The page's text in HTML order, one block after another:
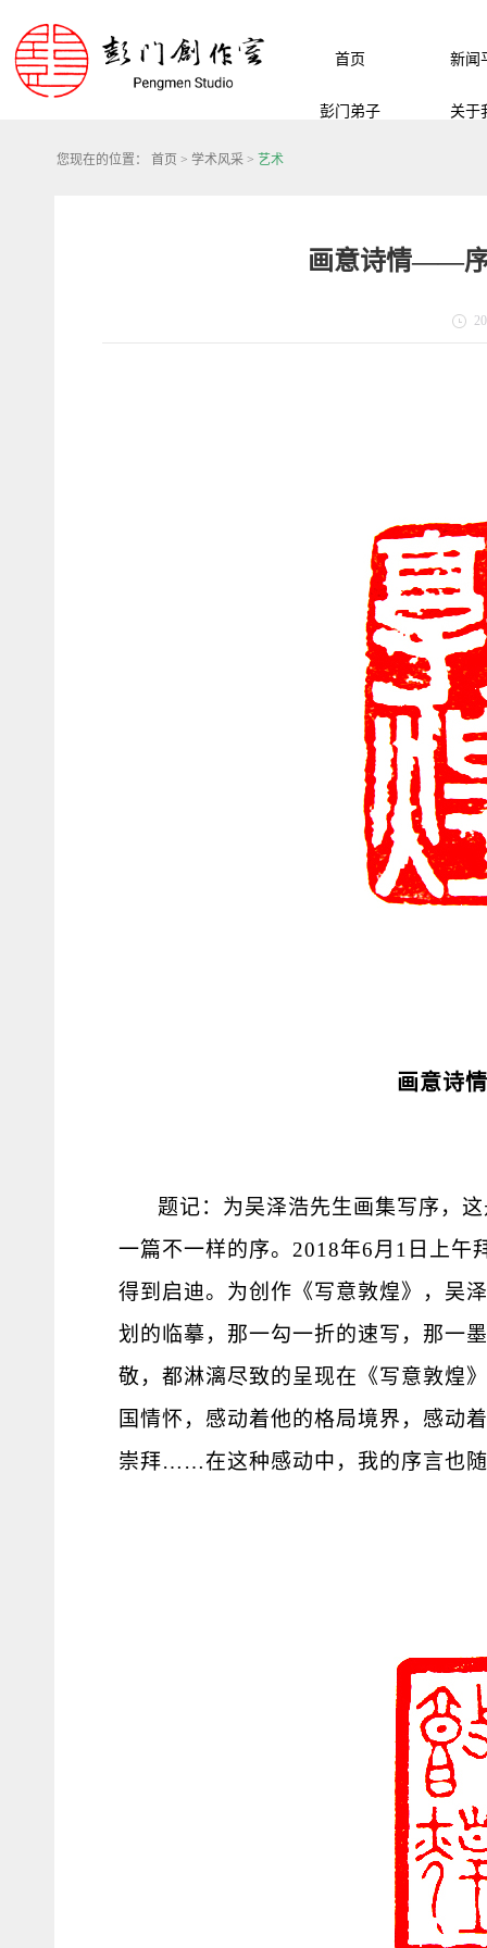
首页 新闻
彭门弟子 关于
您现在的位置： 首页 > 学术风采 > 艺术
画意诗情——序
画意诗情
题记：为吴泽浩先生画集写序，这
一篇不一样的序。2018年6月1日上午
得到启迪。为创作《写意敦煌》，吴
划的临摹，那一勾一折的速写，那一
敬，都淋漓尽致的呈现在《写意敦煌
国情怀，感动着他的格局境界，感动
崇拜……在这种感动中，我的序言也